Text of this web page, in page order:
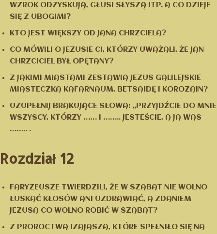
WZROK ODZYSKUJĄ, GŁUSI SŁYSZĄ ITP. A CO DZIEJE
SIĘ Z UBOGIMI?
KTO JEST WIĘKSZY OD JANA CHRZCIELA?
CO MÓWILI O JEZUSIE CI, KTÓRZY UWAŻALI, ŻE JAN
CHRZCICIEL BYŁ OPĘTANY?
Z JAKIMI MIASTAMI ZESTAWIA JEZUS GALILEJSKIE
MIASTECZKA KAFARNAUM, BETSAIDĘ I KOROZAIN?
UZUPEŁNIJ BRAKUJĄCE SŁOWA: „PRZYJDŹCIE DO MNIE
WSZYSCY, KTÓRZY …… I …….. JESTEŚCIE, A JA WAS
…….. .
Rozdział 12
FARYZEUSZE TWIERDZILI, ŻE W SZABAT NIE WOLNO
ŁUSKAĆ KŁOSÓW ANI UZDRAWIAĆ, A ZDANIEM
JEZUSA CO WOLNO ROBIĆ W SZABAT?
Z PROROCTWA IZAJASZA, KTÓRE SPEŁNIŁO SIĘ NA